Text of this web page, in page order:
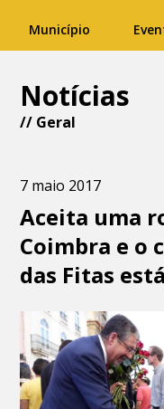
Município
Notícias
// Geral
7 maio 2017
Aceita uma
Coimbra e o
das Fitas